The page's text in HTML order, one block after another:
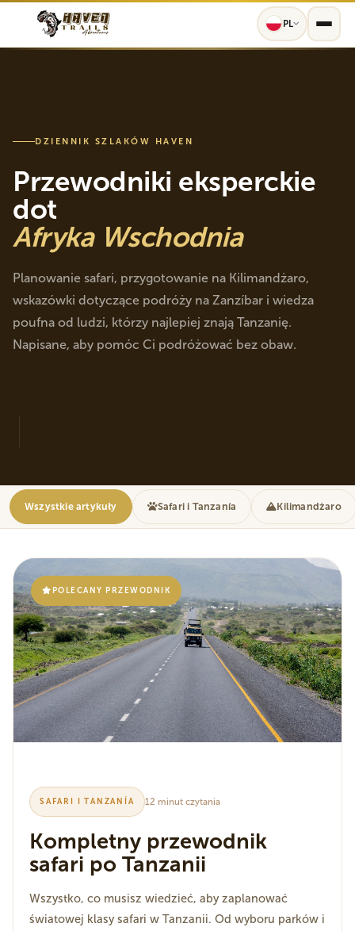
PL
DZIENNIK SZLAKÓW HAVEN
Przewodniki eksperckie
dot
Afryka Wschodnia
Planowanie safari, przygotowanie na Kilimandżaro,
wskazówki dotyczące podróży na Zanzíbar i wiedza
poufna od ludzi, którzy najlepiej znają Tanzanię.
Napisane, aby pomóc Ci podróżować bez obaw.
Wszystkie artykuły Safari i Tanzanía Kilimandżaro
POLECANY PRZEWODNIK
SAFARI I TANZANÍA 12 minut czytania
Kompletny przewodnik
safari po Tanzanii
Wszystko, co musisz wiedzieć, aby zaplanować
światowej klasy safari w Tanzanii. Od wyboru parków i